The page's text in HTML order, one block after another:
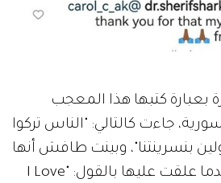
كتبها هذا المعجب
جاءت كالتالي: "الناس تركوا
بنسرينتنا"، وبينت طافش أنها
أحبت هذه الصورة عندما علقت عليها بالقول: "I Love